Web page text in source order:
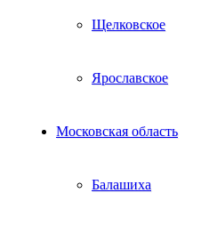
Щелковское
Ярославское
Московская область
Балашиха